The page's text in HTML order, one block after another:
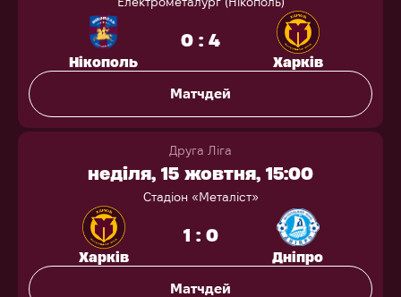
Нікополь
0 : 4
Харків
Матчдей
Друга Ліга
неділя, 15 жовтня, 15:00
Стадіон «Металіст»
Харків
1 : 0
Дніпро
Матчдей